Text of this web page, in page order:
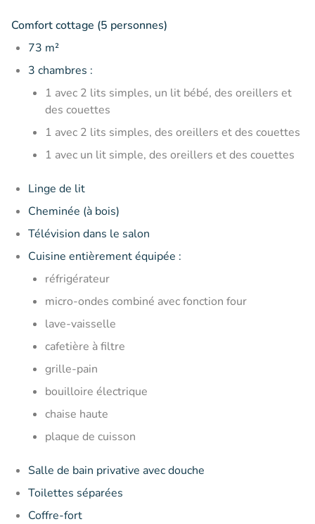
Comfort cottage (5 personnes)
73 m²
3 chambres :
1 avec 2 lits simples, un lit bébé, des oreillers et
des couettes
1 avec 2 lits simples, des oreillers et des couettes
1 avec un lit simple, des oreillers et des couettes
Linge de lit
Cheminée (à bois)
Télévision dans le salon
Cuisine entièrement équipée :
réfrigérateur
micro-ondes combiné avec fonction four
lave-vaisselle
cafetière à filtre
grille-pain
bouilloire électrique
chaise haute
plaque de cuisson
Salle de bain privative avec douche
Toilettes séparées
Coffre-fort